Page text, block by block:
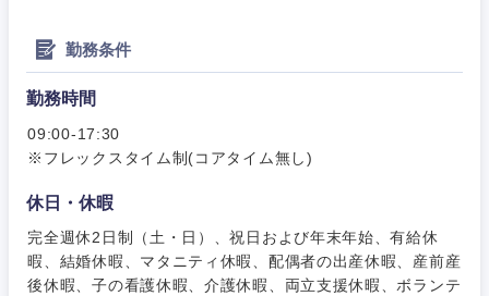
勤務条件
勤務時間
09:00-17:30
※フレックスタイム制(コアタイム無し)
休日・休暇
完全週休2日制（土・日）、祝日および年末年始、有給休
暇、結婚休暇、マタニティ休暇、配偶者の出産休暇、産前産
後休暇、子の看護休暇、介護休暇、両立支援休暇、ボランテ
岐阜県
愛知県 三重県